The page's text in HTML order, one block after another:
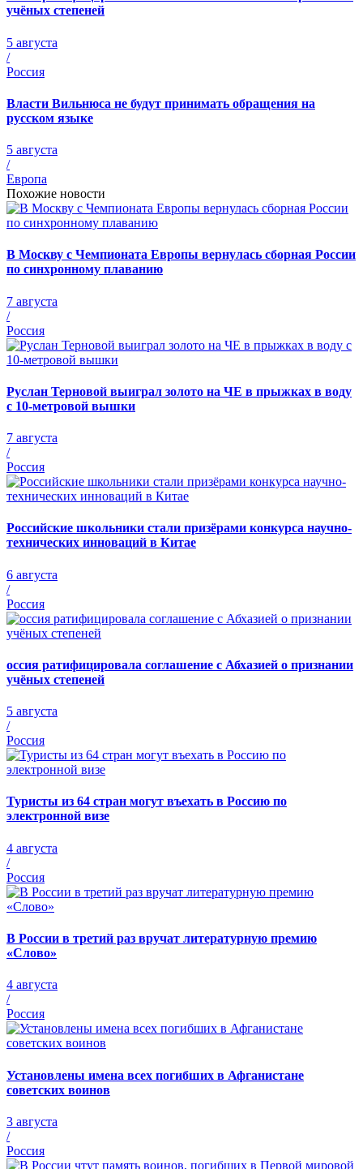
учёных степеней
5 августа
/
Россия
Власти Вильнюса не будут принимать обращения на
русском языке
5 августа
/
Европа
Похожие новости
В Москву с Чемпионата Европы вернулась сборная России
по синхронному плаванию
7 августа
/
Россия
Руслан Терновой выиграл золото на ЧЕ в прыжках в воду
с 10-метровой вышки
7 августа
/
Россия
Российские школьники стали призёрами конкурса научно-
технических инноваций в Китае
6 августа
/
Россия
оссия ратифицировала соглашение с Абхазией о признании
учёных степеней
5 августа
/
Россия
Туристы из 64 стран могут въехать в Россию по
электронной визе
4 августа
/
Россия
В России в третий раз вручат литературную премию
«Слово»
4 августа
/
Россия
Установлены имена всех погибших в Афганистане
советских воинов
3 августа
/
Россия